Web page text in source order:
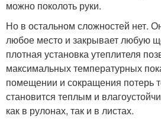
можно поколоть руки.
Но в остальном сложностей нет.
любое место и закрывает любую
плотная установка утеплителя
максимальных температурных
помещении и сокращения потерь
становится теплым и
как в рулонах, так и в листах.